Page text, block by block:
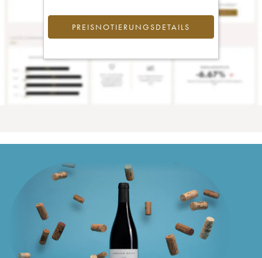
PREISNOTIERUNGSDETAILS